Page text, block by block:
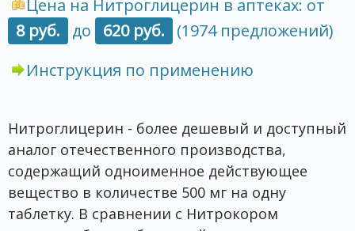
Цена на Нитроглицерин в аптеках: от
8 руб.
до 620 руб.
(1974 предложений)
Инструкция по применению
Нитроглицерин - более дешевый и доступный
аналог отечественного производства,
содержащий одноименное действующее
вещество в количестве 500 мг на одну
таблетку. В сравнении с Нитрокором